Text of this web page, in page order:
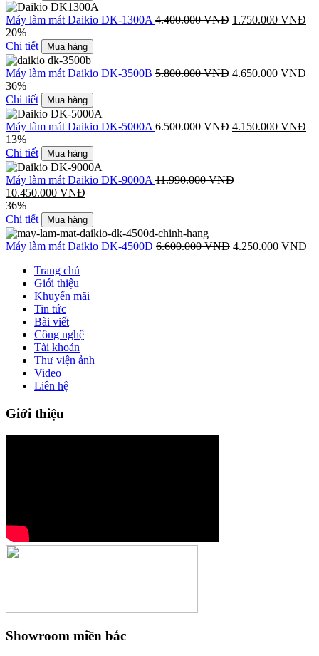
Máy làm mát Daikio DK-1300A 4.400.000VNĐ 1.750.000 VNĐ
20%
Chi tiết
Mua hàng
Máy làm mát Daikio DK-3500B 5.800.000VNĐ 4.650.000 VNĐ
36%
Chi tiết
Mua hàng
Máy làm mát Daikio DK-5000A 6.500.000VNĐ 4.150.000 VNĐ
13%
Chi tiết
Mua hàng
Máy làm mát Daikio DK-9000A 11.990.000VNĐ
10.450.000 VNĐ
36%
Chi tiết
Mua hàng
Máy làm mát Daikio DK-4500D 6.600.000VNĐ 4.250.000 VNĐ
Trang chủ
Giới thiệu
Khuyến mãi
Tin tức
Bài viết
Công nghệ
Tài khoản
Thư viện ảnh
Video
Liên hệ
Giới thiệu
Showroom miền bắc